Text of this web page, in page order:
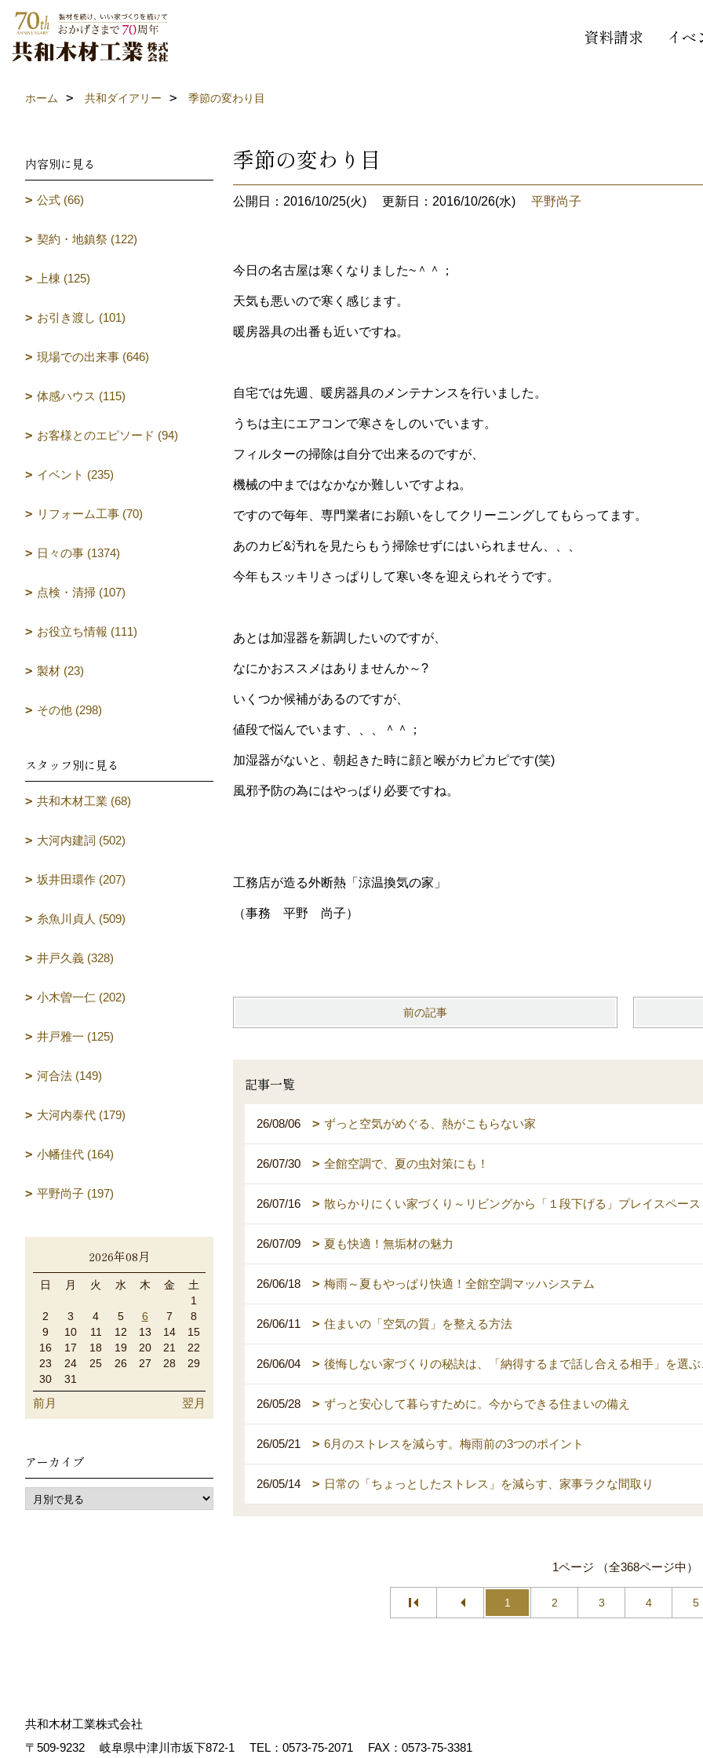
資料請求 イベ
ホーム 共和ダイアリー 季節の変わり目
季節の変わり目
公開日：2016/10/25(火) 更新日：2016/10/26(水) 平野尚子
今日の名古屋は寒くなりました~＾＾；
天気も悪いので寒く感じます。
暖房器具の出番も近いですね。
自宅では先週、暖房器具のメンテナンスを行いました。
うちは主にエアコンで寒さをしのいでいます。
フィルターの掃除は自分で出来るのですが、
機械の中まではなかなか難しいですよね。
ですので毎年、専門業者にお願いをしてクリーニングしてもらってます。
あのカビ&汚れを見たらもう掃除せずにはいられません、、、
今年もスッキリさっぱりして寒い冬を迎えられそうです。
あとは加湿器を新調したいのですが、
なにかおススメはありませんか～?
いくつか候補があるのですが、
値段で悩んでいます、、、＾＾；
加湿器がないと、朝起きた時に顔と喉がカピカピです(笑)
風邪予防の為にはやっぱり必要ですね。
工務店が造る外断熱「涼温換気の家」
（事務 平野 尚子）
前の記事
記事一覧
26/08/06 ずっと空気がめぐる、熱がこもらない家
26/07/30 全館空調で、夏の虫対策にも！
26/07/16 散らかりにくい家づくり～リビングから「１段下げる」プレイスペース
26/07/09 夏も快適！無垢材の魅力
26/06/18 梅雨～夏もやっぱり快適！全館空調マッハシステム
26/06/11 住まいの「空気の質」を整える方法
26/06/04 後悔しない家づくりの秘訣は、「納得するまで話し合える相手」を選
26/05/28 ずっと安心して暮らすために。今からできる住まいの備え
26/05/21 6月のストレスを減らす。梅雨前の3つのポイント
26/05/14 日常の「ちょっとしたストレス」を減らす、家事ラクな間取り
1ページ （全368ページ中）
1 2 3 4 5
内容別に見る
公式 (66)
契約・地鎮祭 (122)
上棟 (125)
お引き渡し (101)
現場での出来事 (646)
体感ハウス (115)
お客様とのエピソード (94)
イベント (235)
リフォーム工事 (70)
日々の事 (1374)
点検・清掃 (107)
お役立ち情報 (111)
製材 (23)
その他 (298)
スタッフ別に見る
共和木材工業 (68)
大河内建詞 (502)
坂井田環作 (207)
糸魚川貞人 (509)
井戸久義 (328)
小木曽一仁 (202)
井戸雅一 (125)
河合法 (149)
大河内泰代 (179)
小幡佳代 (164)
平野尚子 (197)
2026年08月
日 月 火 水 木 金
土
1
2
3 4 5 6 7
8
9
10 11 12 13 14
15
16
17 18 19 20 21
22
23
24 25 26 27 28
29
30
31
前月 翌月
アーカイブ
共和木材工業株式会社
〒509-9232
岐阜県中津川市坂下872‐1 TEL： 0573-75-2071 FAX：0573-75-3381